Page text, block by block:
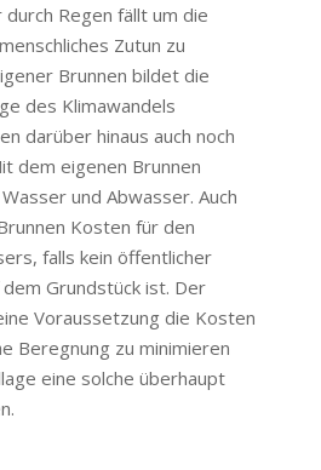
Regen fällt um die
Zutun zu
Brunnen bildet die
des Klimawandels
darüber hinaus auch noch
dem eigenen Brunnen
und Abwasser. Auch
Kosten für den
falls kein öffentlicher
Grundstück ist. Der
Voraussetzung die Kosten
Beregnung zu minimieren
eine solche überhaupt